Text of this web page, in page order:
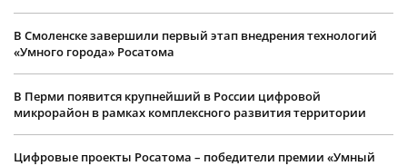
В Смоленске завершили первый этап внедрения технологий
«Умного города» Росатома
В Перми появится крупнейший в России цифровой
микрорайон в рамках комплексного развития территории
Цифровые проекты Росатома – победители премии «Умный